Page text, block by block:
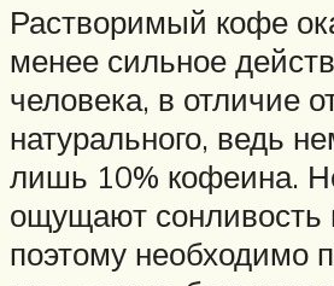
Растворимый кофе
менее сильное
человека, в отличие
натурального, ведь
лишь 10% кофеина.
ощущают сонливость
поэтому необходимо